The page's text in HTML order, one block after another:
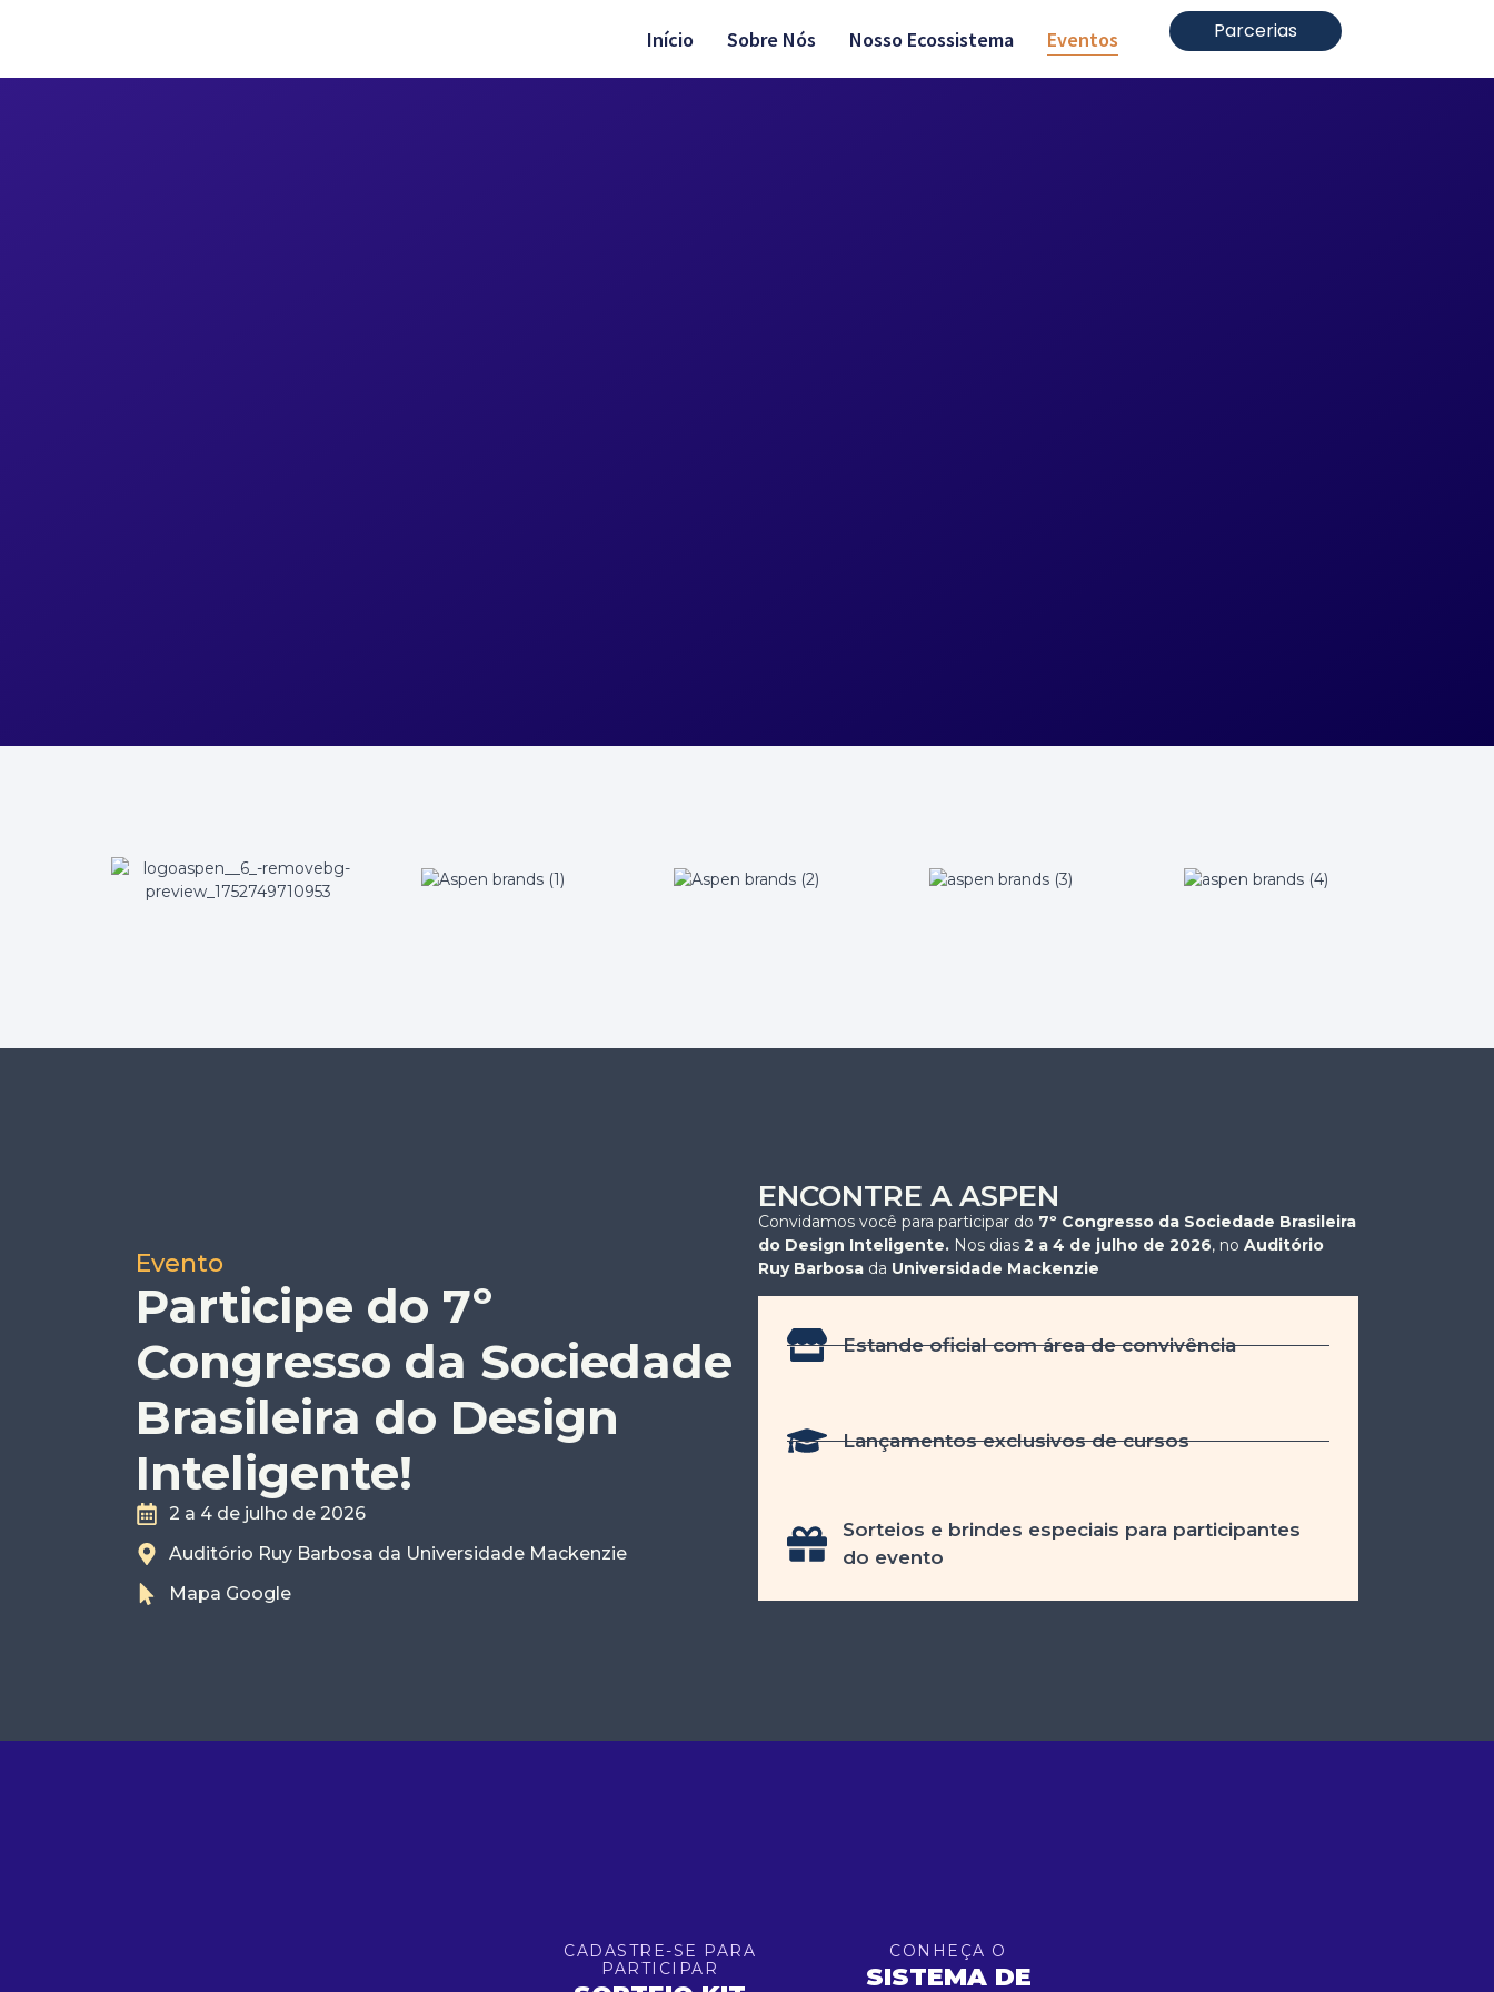
Início Sobre Nós Nosso Ecossistema Eventos Parcerias
Evento
Participe do 7º
Congresso da Sociedade
Brasileira do Design
Inteligente!
2 a 4 de julho de 2026
Auditório Ruy Barbosa da Universidade Mackenzie
Mapa Google
ENCONTRE A ASPEN
Convidamos você para participar do 7º Congresso da Sociedade Brasileira
do Design Inteligente. Nos dias 2 a 4 de julho de 2026, no Auditório
Ruy Barbosa da Universidade Mackenzie
Estande oficial com área de convivência
Lançamentos exclusivos de cursos
Sorteios e brindes especiais para participantes
do evento
CADASTRE-SE PARA
PARTICIPAR
CONHEÇA O
SISTEMA DE